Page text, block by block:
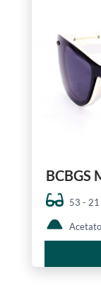
BCBGS
53 -
Acetato